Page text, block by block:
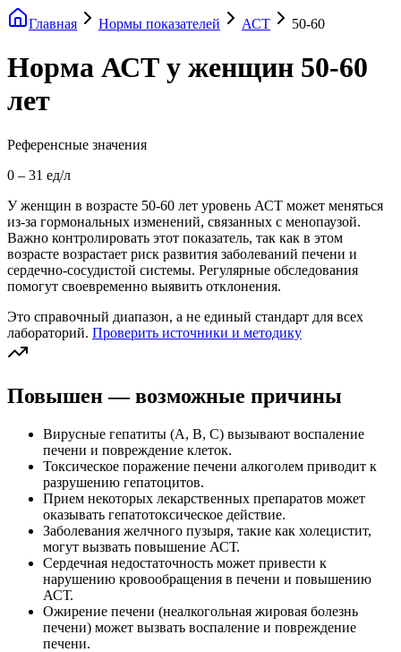
Главная Нормы показателей АСТ 50-60
Норма АСТ у женщин 50-60
лет
Референсные значения
0 – 31 ед/л
У женщин в возрасте 50-60 лет уровень АСТ может меняться
из-за гормональных изменений, связанных с менопаузой.
Важно контролировать этот показатель, так как в этом
возрасте возрастает риск развития заболеваний печени и
сердечно-сосудистой системы. Регулярные обследования
помогут своевременно выявить отклонения.
Это справочный диапазон, а не единый стандарт для всех
лабораторий. Проверить источники и методику
Повышен — возможные причины
Вирусные гепатиты (A, B, C) вызывают воспаление
печени и повреждение клеток.
Токсическое поражение печени алкоголем приводит к
разрушению гепатоцитов.
Прием некоторых лекарственных препаратов может
оказывать гепатотоксическое действие.
Заболевания желчного пузыря, такие как холецистит,
могут вызвать повышение АСТ.
Сердечная недостаточность может привести к
нарушению кровообращения в печени и повышению
АСТ.
Ожирение печени (неалкогольная жировая болезнь
печени) может вызвать воспаление и повреждение
печени.